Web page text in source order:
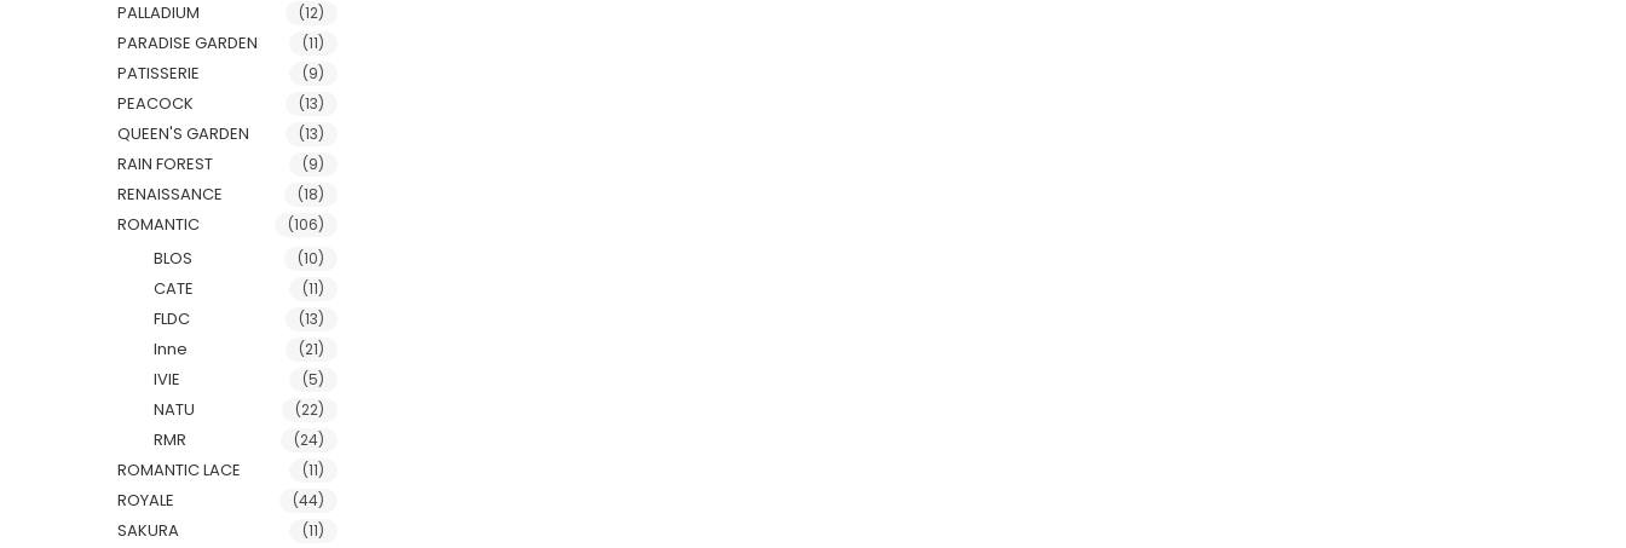
PALLADIUM (12)
PARADISE GARDEN (11)
PATISSERIE (9)
PEACOCK (13)
QUEEN'S GARDEN (13)
RAIN FOREST (9)
RENAISSANCE (18)
ROMANTIC (106)
BLOS (10)
CATE (11)
FLDC (13)
Inne (21)
IVIE (5)
NATU (22)
RMR (24)
ROMANTIC LACE (11)
ROYALE (44)
SAKURA (11)